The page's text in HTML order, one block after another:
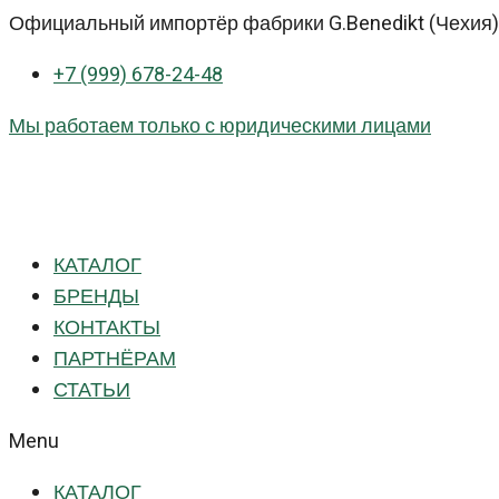
Перейти
контенту
Официальный импортёр фабрики G.Benedikt
+7 (999) 678-24-48
Мы работаем только с юридическими лицами
КАТАЛОГ
БРЕНДЫ
КОНТАКТЫ
ПАРТНЁРАМ
СТАТЬИ
Menu
КАТАЛОГ